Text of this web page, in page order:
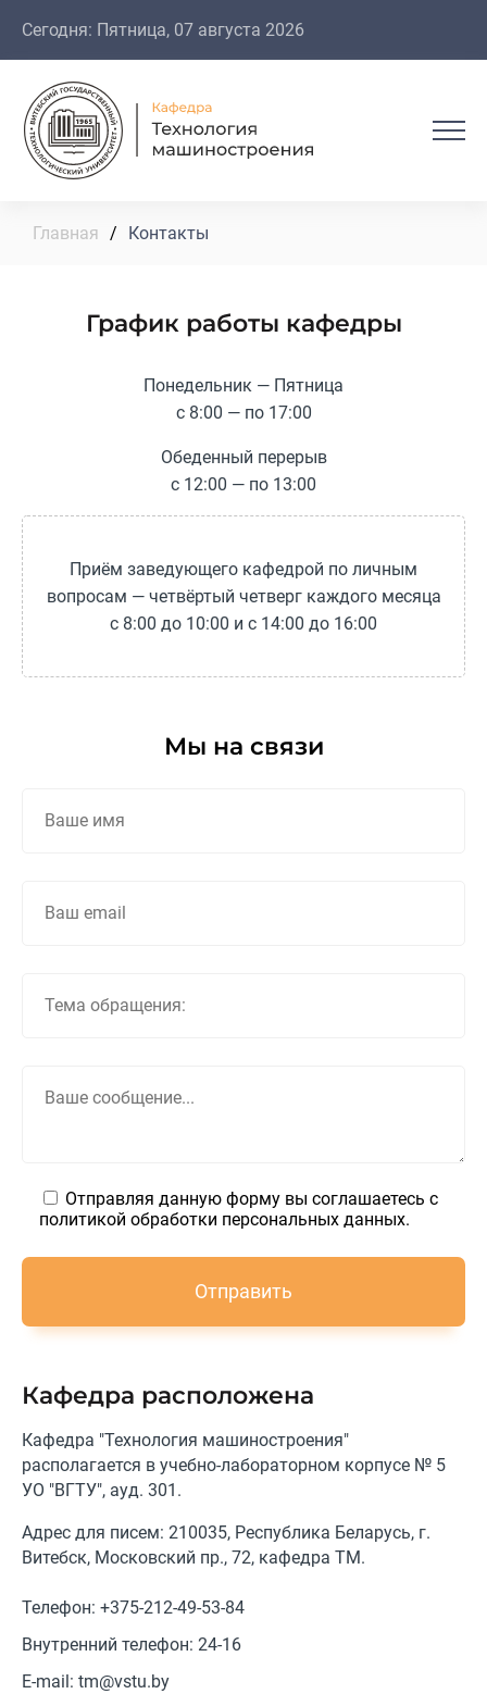
Сегодня: Пятница, 07 августа 2026
Главная / Контакты
График работы кафедры
Понедельник — Пятница
с 8:00 — по 17:00
Обеденный перерыв
с 12:00 — по 13:00
Приём заведующего кафедрой по личным
вопросам — четвёртый четверг каждого месяца
с 8:00 до 10:00 и с 14:00 до 16:00
Мы на связи
Отправляя данную форму вы соглашаетесь с
политикой обработки персональных данных.
Кафедра расположена
Кафедра "Технология машиностроения"
располагается в учебно-лабораторном корпусе № 5
УО "ВГТУ", ауд. 301.
Адрес для писем: 210035, Республика Беларусь, г.
Витебск, Московский пр., 72, кафедра ТМ.
Телефон: +375-212-49-53-84
Внутренний телефон: 24-16
E-mail: tm@vstu.by